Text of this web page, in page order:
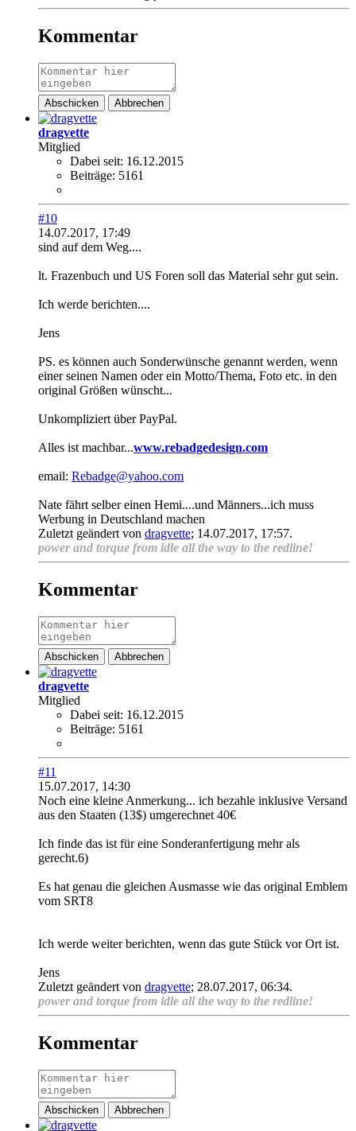
Kommentar
Abschicken Abbrechen
dragvette
Mitglied
Dabei seit: 16.12.2015
Beiträge: 5161
#10
14.07.2017, 17:49
sind auf dem Weg....
lt. Frazenbuch und US Foren soll das Material sehr gut sein.
Ich werde berichten....
Jens
PS. es können auch Sonderwünsche genannt werden, wenn
einer seinen Namen oder ein Motto/Thema, Foto etc. in den
original Größen wünscht...
Unkompliziert über PayPal.
Alles ist machbar...www.rebadgedesign.com
email: Rebadge@yahoo.com
Nate fährt selber einen Hemi....und Männers...ich muss
Werbung in Deutschland machen
Zuletzt geändert von dragvette; 14.07.2017, 17:57.
power and torque from idle all the way to the redline!
Kommentar
Abschicken Abbrechen
dragvette
Mitglied
Dabei seit: 16.12.2015
Beiträge: 5161
#11
15.07.2017, 14:30
Noch eine kleine Anmerkung... ich bezahle inklusive Versand
aus den Staaten (13$) umgerechnet 40€
Ich finde das ist für eine Sonderanfertigung mehr als
gerecht.6)
Es hat genau die gleichen Ausmasse wie das original Emblem
vom SRT8
Ich werde weiter berichten, wenn das gute Stück vor Ort ist.
Jens
Zuletzt geändert von dragvette; 28.07.2017, 06:34.
power and torque from idle all the way to the redline!
Kommentar
Abschicken Abbrechen